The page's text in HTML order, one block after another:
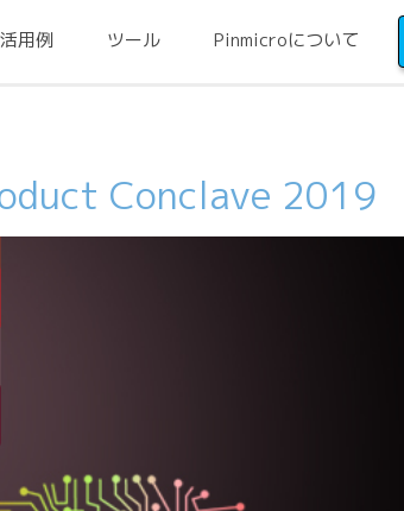
用例 ツール Pinmicroについて
Conclave 2019